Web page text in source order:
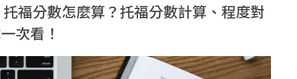
托福分數怎麼算？托福分數計算、程度對
次看！